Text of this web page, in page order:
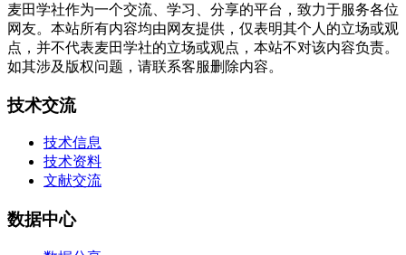
麦田学社作为一个交流、学习、分享的平台，致力于服务各位
网友。本站所有内容均由网友提供，仅表明其个人的立场或观
点，并不代表麦田学社的立场或观点，本站不对该内容负责。
如其涉及版权问题，请联系客服删除内容。
技术交流
技术信息
技术资料
文献交流
数据中心